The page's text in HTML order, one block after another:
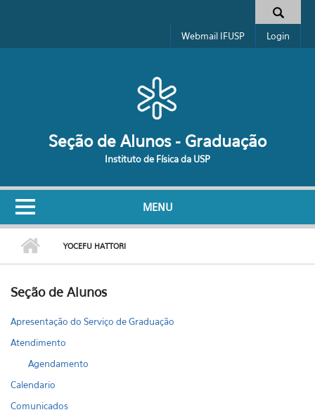
Formulário de busca
Webmail IFUSP Login
Seção de Alunos - Graduação
Instituto de Física da USP
MENU
YOCEFU HATTORI
Seção de Alunos
Apresentação do Serviço de Graduação
Atendimento
Agendamento
Calendario
Comunicados